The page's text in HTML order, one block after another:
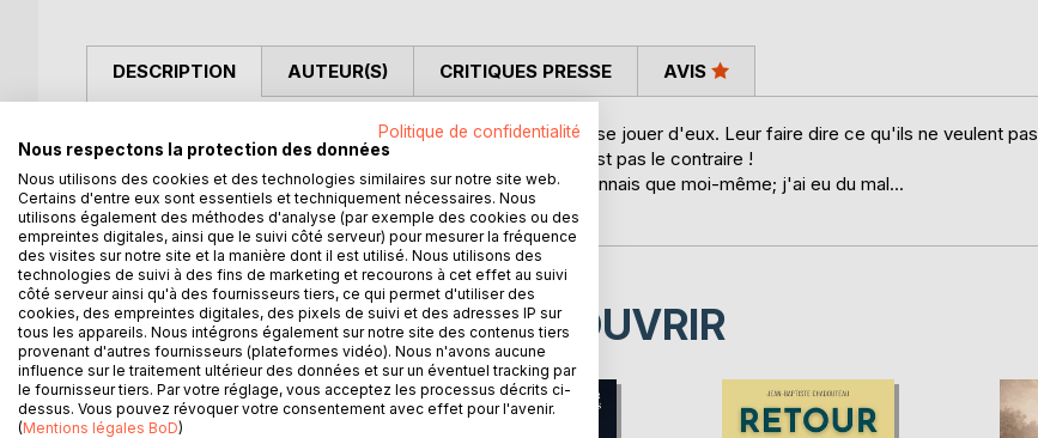
DESCRIPTION
Taquiner les mots, les titiller... Jouer avec eux pour mieux se jouer d'eux. Leur faire dire ce qu'ils ne veulent pas
toujours dire, tout en le disant quand même, quand ce n'est pas le contraire !
Me suis-je bien fait comprendre ? Heu... pas sûr ! Je reconnais que moi-même; j'ai eu du mal...
Bref : Un p'tit dico pas tout à fait comme les autres...
AUTEUR(S) CRITIQUES PRESSE AVIS
D’AUTRES TITRES À DÉCOUVRIR
Politique de confidentialité
Nous respectons la protection des données
Nous utilisons des cookies et des technologies similaires sur notre site web.
Certains d'entre eux sont essentiels et techniquement nécessaires. Nous
utilisons également des méthodes d'analyse (par exemple des cookies ou des
empreintes digitales, ainsi que le suivi côté serveur) pour mesurer la fréquence
des visites sur notre site et la manière dont il est utilisé. Nous utilisons des
technologies de suivi à des fins de marketing et recourons à cet effet au suivi
côté serveur ainsi qu'à des fournisseurs tiers, ce qui permet d'utiliser des
cookies, des empreintes digitales, des pixels de suivi et des adresses IP sur
tous les appareils. Nous intégrons également sur notre site des contenus tiers
provenant d'autres fournisseurs (plateformes vidéo). Nous n'avons aucune
influence sur le traitement ultérieur des données et sur un éventuel tracking par
le fournisseur tiers. Par votre réglage, vous acceptez les processus décrits ci-
dessus. Vous pouvez révoquer votre consentement avec effet pour l'avenir.
(Mentions légales BoD)